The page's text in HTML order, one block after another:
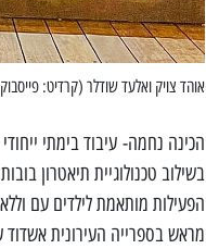
אוהד צויק ואלעד שודלר (קרדיט:
הכינה נחמה- עיבוד בימתי
בשילוב טכנולוגיית תיאטרון
מראש בספרייה העירונית אשדוד ע"ש